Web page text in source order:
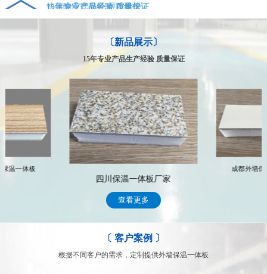
01
15年专业产品经验 质量保证
15 years of professional construction experience quality assurance
四川鑫磁源保温材料有限公司，实力强，质量保障
经工商部门严格审批注册的专业从事外墙保温一体板工程公司，凝聚
了丰富的行业经验，拥有专业的生产队伍和完善的施工流程；
每个员工上岗前必须经过严格的专业训练，施工过程中的每一道工序
都严格把关，专人专项，每个环节分工明确，确保施工质量。
深入了解我们
04
快速响应式服务 跟踪维护
Fast response service tracking maintenance
专业的售后服务体系，让你得到的不仅仅是合作
公司拥有一支专业化的技术服务队伍，具有多年行业从事经验，能及
时、高效的为客户提供专业、科学、完善的整套系统解决方案 常年
跟踪服务，遇到有关技术和售后服务问题，我们将通过专门的部门及
时处理顾客的问题，完善周到的售后服务，赢得了众多客户的信赖
我们的售后服务
〔新品展示〕
15年专业产品生产经验 质量保证
体板厂家
四川外墙保温一体板 四川保温
查看更多
〔 客户案例 〕
根据不同客户的需求，定制提供外墙保温一体板